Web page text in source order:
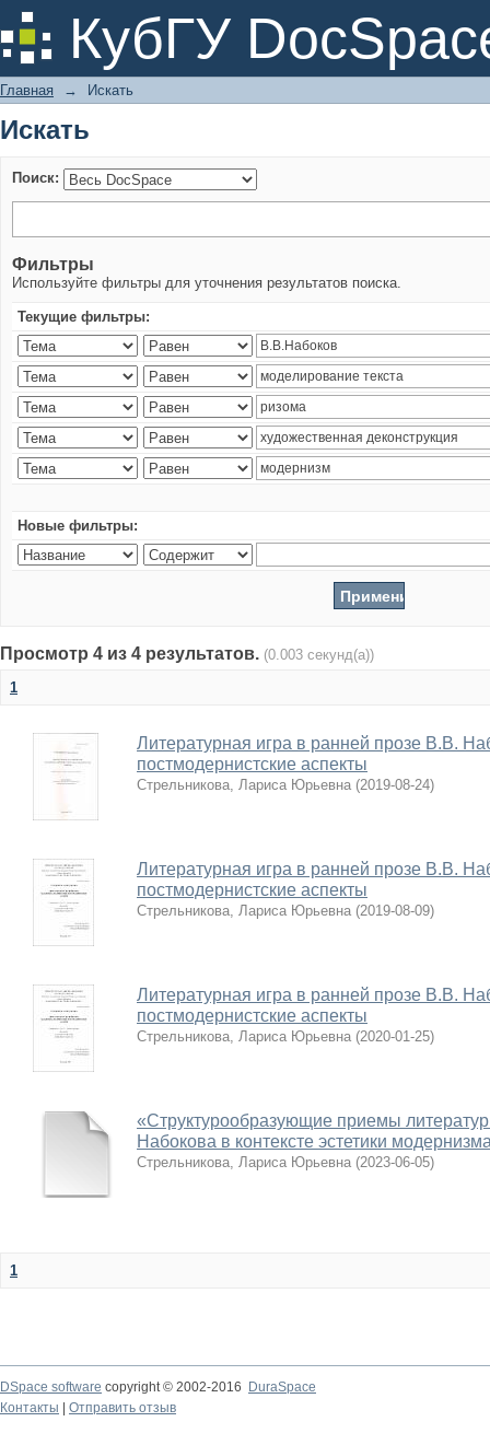
КубГУ
Искать
Главная → Искать
Искать
Поиск:
Фильтры
Используйте фильтры для уточнения результатов поиска.
Текущие фильтры:
Новые фильтры:
Просмотр 4 из 4 результатов. (0.003 секунд(а))
1
Литературная игра в ранней прозе В.В.
постмодернистские аспекты
Стрельникова, Лариса Юрьевна (2019-08-24)
Литературная игра в ранней прозе В.В.
постмодернистские аспекты
Стрельникова, Лариса Юрьевна (2019-08-09)
Литературная игра в ранней прозе В.В.
постмодернистские аспекты
Стрельникова, Лариса Юрьевна (2020-01-25)
«Структурообразующие приемы
Набокова в контексте эстетики
Стрельникова, Лариса Юрьевна (2023-06-05)
1
DSpace software copyright © 2002-2016
DuraSpace
Контакты
Отправить отзыв